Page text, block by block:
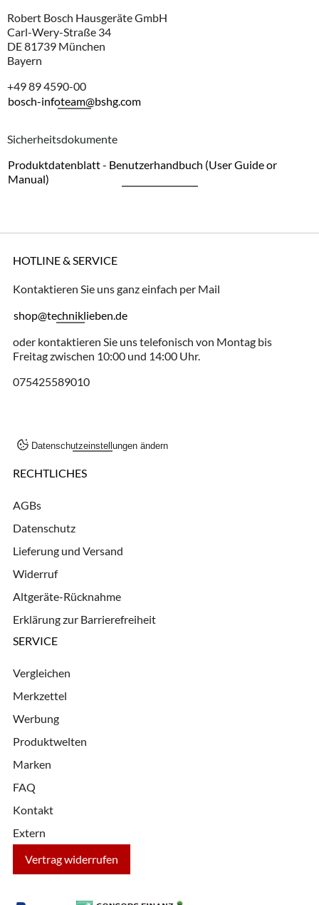
Robert Bosch Hausgeräte GmbH
Carl-Wery-Straße 34
DE 81739 München
Bayern
+49 89 4590-00
bosch-infoteam@bshg.com
Sicherheitsdokumente
Produktdatenblatt - Benutzerhandbuch (User Guide or
Manual)
HOTLINE & SERVICE
Kontaktieren Sie uns ganz einfach per Mail
shop@techniklieben.de
oder kontaktieren Sie uns telefonisch von Montag bis
Freitag zwischen 10:00 und 14:00 Uhr.
075425589010
Datenschutzeinstellungen ändern
RECHTLICHES
AGBs
Datenschutz
Lieferung und Versand
Widerruf
Altgeräte-Rücknahme
Erklärung zur Barrierefreiheit
SERVICE
Vergleichen
Merkzettel
Werbung
Produktwelten
Marken
FAQ
Kontakt
Extern
Vertrag widerrufen